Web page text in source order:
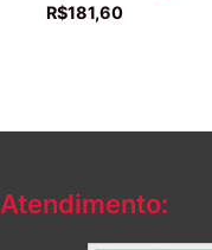
R$181,60
Atendimento: